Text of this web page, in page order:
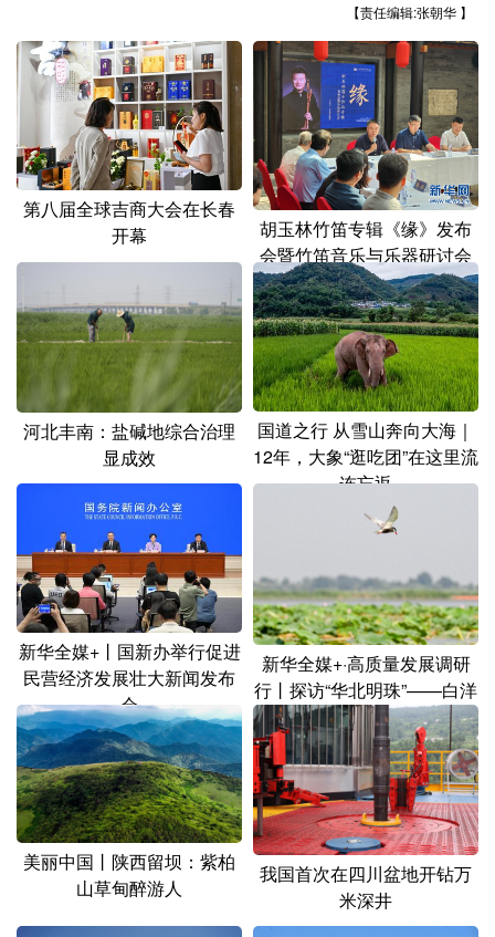
【责任编辑:张朝华 】
第八届全球吉商大会在长春
开幕
胡玉林竹笛专辑《缘》发布
会暨竹笛音乐与乐器研讨会
在京举行
河北丰南：盐碱地综合治理
显成效
国道之行 从雪山奔向大海｜
12年，大象“逛吃团”在这里流
连忘返
新华全媒+丨国新办举行促进
民营经济发展壮大新闻发布
会
新华全媒+·高质量发展调研
行丨探访“华北明珠”——白洋
淀
美丽中国丨陕西留坝：紫柏
山草甸醉游人
我国首次在四川盆地开钻万
米深井